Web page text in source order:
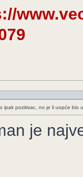
ipak pozitivac, no je li uopće bio
je